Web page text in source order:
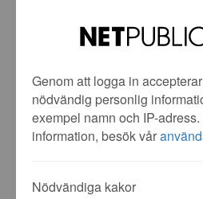
Välj inloggningsmetod
Genom att logga in
nödvändig personlig
exempel namn och IP-
information, besök vår
Nödvändiga kakor